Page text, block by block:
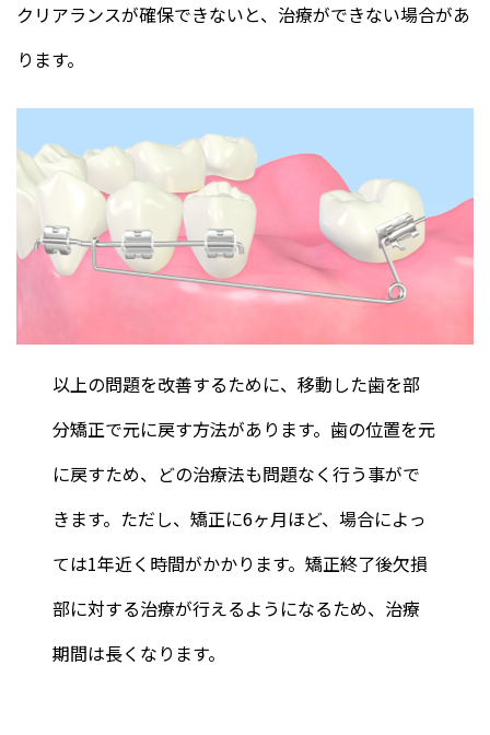
クリアランスが確保できないと、治療ができない場合があ
ります。
以上の問題を改善するために、移動した歯を部
分矯正で元に戻す方法があります。歯の位置を元
に戻すため、どの治療法も問題なく行う事がで
きます。ただし、矯正に6ヶ月ほど、場合によっ
ては1年近く時間がかかります。矯正終了後欠損
部に対する治療が行えるようになるため、治療
期間は長くなります。